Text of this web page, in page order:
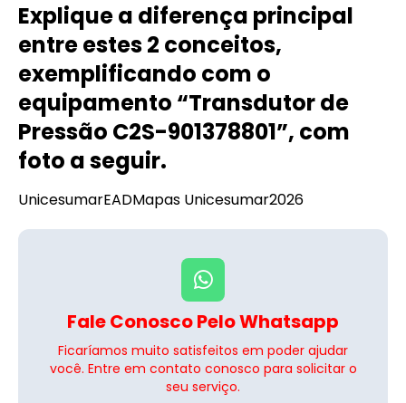
Explique a diferença principal
entre estes 2 conceitos,
exemplificando com o
equipamento “Transdutor de
Pressão C2S-901378801”, com
foto a seguir.
UnicesumarEADMapas Unicesumar2026
Fale Conosco Pelo Whatsapp
Ficaríamos muito satisfeitos em poder ajudar
você. Entre em contato conosco para solicitar o
seu serviço.